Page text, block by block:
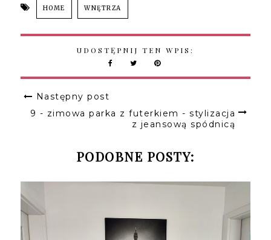
HOME WNĘTRZA
UDOSTĘPNIJ TEN WPIS:
Następny post
9 - zimowa parka z futerkiem - stylizacja
z jeansową spódnicą
PODOBNE POSTY: